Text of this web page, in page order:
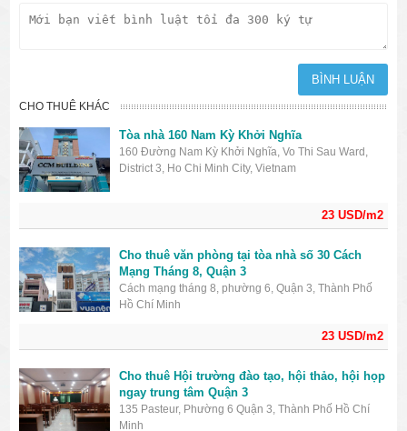
CHO THUÊ KHÁC
23 USD/m2
Tòa nhà 160 Nam Kỳ Khởi Nghĩa
160 Đường Nam Kỳ Khởi Nghĩa, Vo Thi Sau Ward,
District 3, Ho Chi Minh City, Vietnam
23 USD/m2
Cho thuê văn phòng tại tòa nhà số 30 Cách
Mạng Tháng 8, Quận 3
Cách mạng tháng 8, phường 6, Quận 3, Thành Phố
Hồ Chí Minh
Cho thuê Hội trường đào tạo, hội thảo, hội họp
ngay trung tâm Quận 3
135 Pasteur, Phường 6 Quận 3, Thành Phố Hồ Chí
Minh